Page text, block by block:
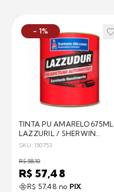
TINTA PU AMARELO 675ML
LAZZURIL / SHERWIN
WILLIAMS
SKU: 150753
R$ 58,10
R$ 57,48
R$ 57,48 no PIX
- 1%